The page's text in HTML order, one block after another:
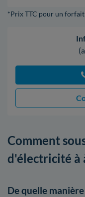
*Prix TTC pour un forfait
Comment
d'électricité à
De quelle